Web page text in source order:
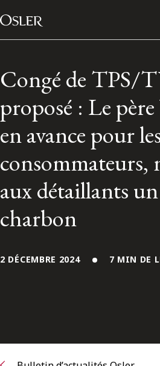
Passer au contenu
Main Navigation
Réseau des anciens d’Osler
Contactez-nous
Congé de TPS/
proposé : Le
en avance pour
consommateurs,
aux détaillants
charbon
2 DÉCEMBRE 2024 7 MIN DE